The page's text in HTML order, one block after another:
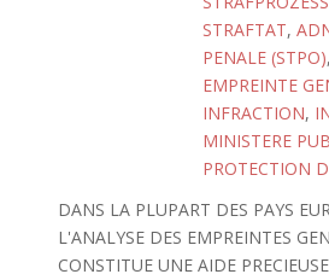
STRAFTAT,
PENALE (STPO),
EMPREINTE
INFRACTION,
MINISTERE
PROTECTION
DANS LA PLUPART DES PAYS
L'ANALYSE DES EMPREINTES
CONSTITUE UNE AIDE